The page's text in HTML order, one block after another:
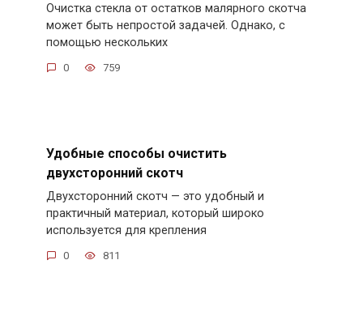
Очистка стекла от остатков малярного скотча
может быть непростой задачей. Однако, с
помощью нескольких
0 759
Удобные способы очистить
двухсторонний скотч
Двухсторонний скотч — это удобный и
практичный материал, который широко
используется для крепления
0 811